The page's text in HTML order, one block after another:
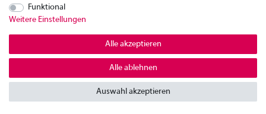
Funktional
Weitere Einstellungen
Alle akzeptieren
Alle ablehnen
Auswahl akzeptieren